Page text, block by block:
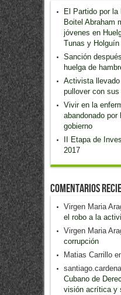
El Partido por la
Boitel Abraham
jóvenes en
Tunas y Holguín
Sanción
huelga de
Activista
pullover con sus
Vivir en la
abandonado por
gobierno
II Etapa de
2017
Comentarios
Virgen Maria
el robo a la
Virgen Maria
corrupción
Matias Carrillo
Cubano de
visión acrítica y